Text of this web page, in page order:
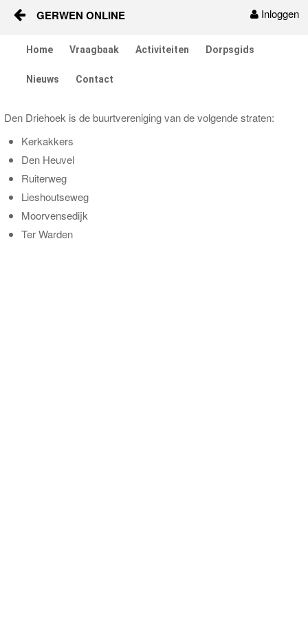
Inloggen
GERWEN ONLINE
Dorpsgids
Nieuws
Contact
Home Vraagbaak Activiteiten Dorpsgids
Nieuws Contact
Den Driehoek is de buurtvereniging van de volgende straten:
Kerkakkers
Den Heuvel
Ruiterweg
Lieshoutseweg
Moorvensedijk
Ter Warden